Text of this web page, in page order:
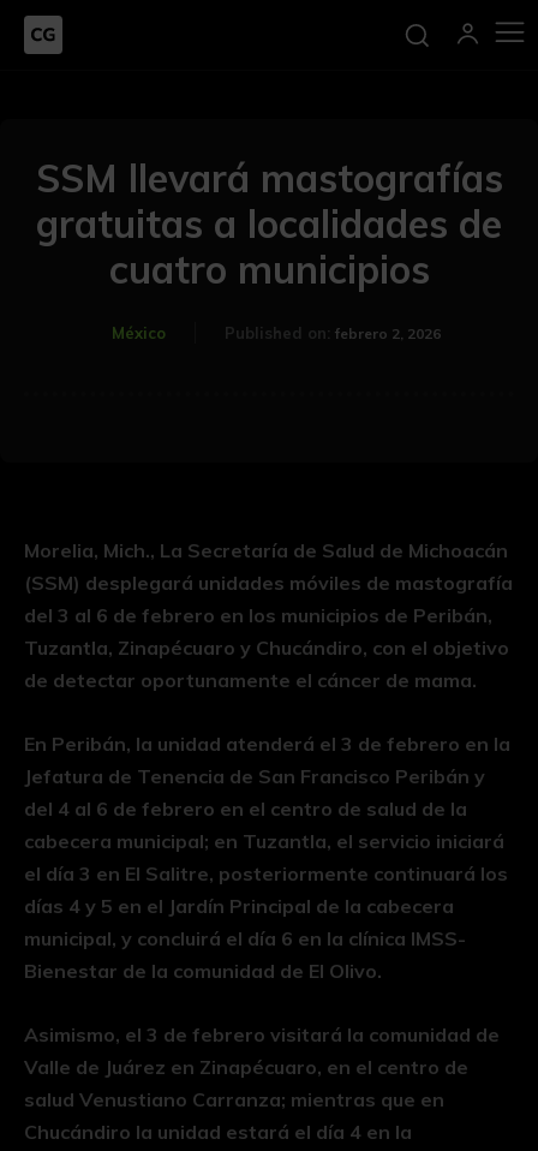
SSM llevará mastografías
gratuitas a localidades de
cuatro municipios
México Published on: febrero 2, 2026
Morelia, Mich., La Secretaría de Salud de Michoacán
(SSM) desplegará unidades móviles de mastografía
del 3 al 6 de febrero en los municipios de Peribán,
Tuzantla, Zinapécuaro y Chucándiro, con el objetivo
de detectar oportunamente el cáncer de mama.
En Peribán, la unidad atenderá el 3 de febrero en la
Jefatura de Tenencia de San Francisco Peribán y
del 4 al 6 de febrero en el centro de salud de la
cabecera municipal; en Tuzantla, el servicio iniciará
el día 3 en El Salitre, posteriormente continuará los
días 4 y 5 en el Jardín Principal de la cabecera
municipal, y concluirá el día 6 en la clínica IMSS-
Bienestar de la comunidad de El Olivo.
Asimismo, el 3 de febrero visitará la comunidad de
Valle de Juárez en Zinapécuaro, en el centro de
salud Venustiano Carranza; mientras que en
Chucándiro la unidad estará el día 4 en la